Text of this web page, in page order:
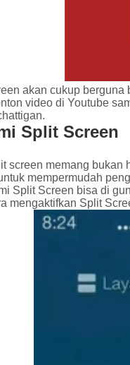
akan cukup
video di Youtube
Split Screen
screen memang
mempermudah
Split Screen bisa di
mengaktifkan Split